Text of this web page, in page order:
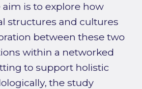
aim is to explore how
structures and cultures
between these two
within a networked
to support holistic
the study